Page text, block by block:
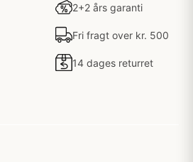
2+2 års garanti
Fri fragt over kr. 500
14 dages returret